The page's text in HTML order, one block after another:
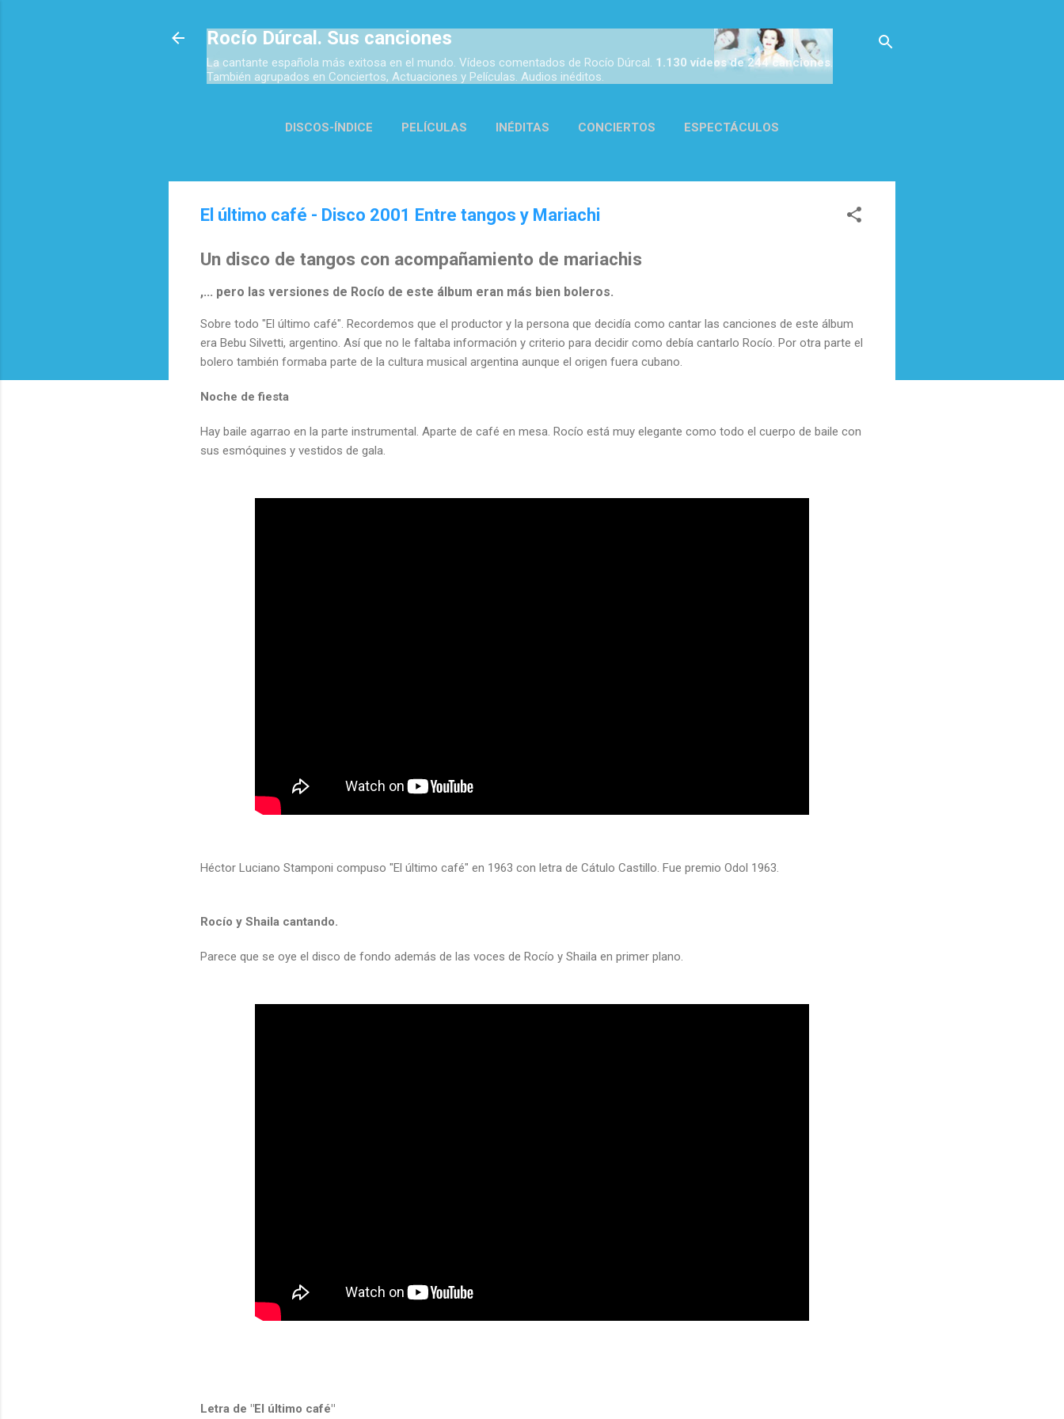
Rocío Dúrcal. Sus canciones
La cantante española más exitosa en el mundo. Vídeos comentados de Rocío Dúrcal. 1.130 vídeos de 244 canciones.
También agrupados en Conciertos, Actuaciones y Películas. Audios inéditos.
DISCOS-ÍNDICE PELÍCULAS INÉDITAS CONCIERTOS ESPECTÁCULOS
El último café - Disco 2001 Entre tangos y Mariachi
Un disco de tangos con acompañamiento de mariachis
,... pero las versiones de Rocío de este álbum eran más bien boleros.
Sobre todo "El último café". Recordemos que el productor y la persona que decidía como cantar las canciones de este álbum
era Bebu Silvetti, argentino. Así que no le faltaba información y criterio para decidir como debía cantarlo Rocío. Por otra parte el
bolero también formaba parte de la cultura musical argentina aunque el origen fuera cubano.
Noche de fiesta
Hay baile agarrao en la parte instrumental. Aparte de café en mesa. Rocío está muy elegante como todo el cuerpo de baile con
sus esmóquines y vestidos de gala.
Héctor Luciano Stamponi compuso "El último café" en 1963 con letra de Cátulo Castillo. Fue premio Odol 1963.
Rocío y Shaila cantando.
Parece que se oye el disco de fondo además de las voces de Rocío y Shaila en primer plano.
Letra de "El último café"